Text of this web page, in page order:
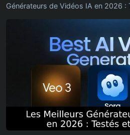
Générateurs de Vidéos IA en 2026 :